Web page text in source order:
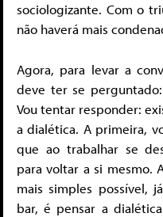
sociologizante. Com o
não haverá mais
Agora, para levar a
deve ter se perguntado:
Vou tentar responder:
a dialética. A primeira,
que ao trabalhar se
para voltar a si mesmo.
mais simples possível,
bar, é pensar a